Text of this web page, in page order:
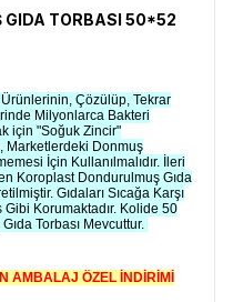
GIDA TORBASI 50*52
Çözülüp, Tekrar
Milyonlarca Bakteri
için "Soğuk Zincir"
Marketlerdeki Donmuş
İçin Kullanılmalıdır. İleri
Koroplast Dondurulmuş Gıda
Gıdaları Sıcağa Karşı
Gibi Korumaktadır. Kolide 50
Torbası Mevcuttur.
AMBALAJ ÖZEL İNDİRİMİ